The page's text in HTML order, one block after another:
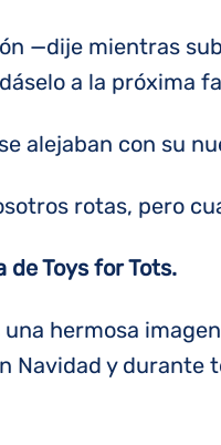
—dije mientras
a la próxima
alejaban con su
rotas, pero
de Toys for Tots.
una hermosa
Navidad y durante